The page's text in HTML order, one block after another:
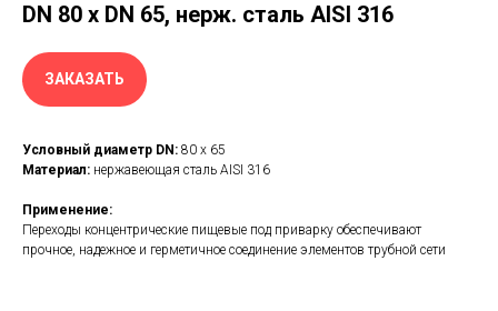
DN 80 x DN 65, нерж. сталь AISI 316
ЗАКАЗАТЬ
Условный диаметр DN: 80 x 65
Материал: нержавеющая сталь AISI 316
Применение:
Переходы концентрические пищевые под приварку обеспечивают
прочное, надежное и герметичное соединение элементов трубной сети